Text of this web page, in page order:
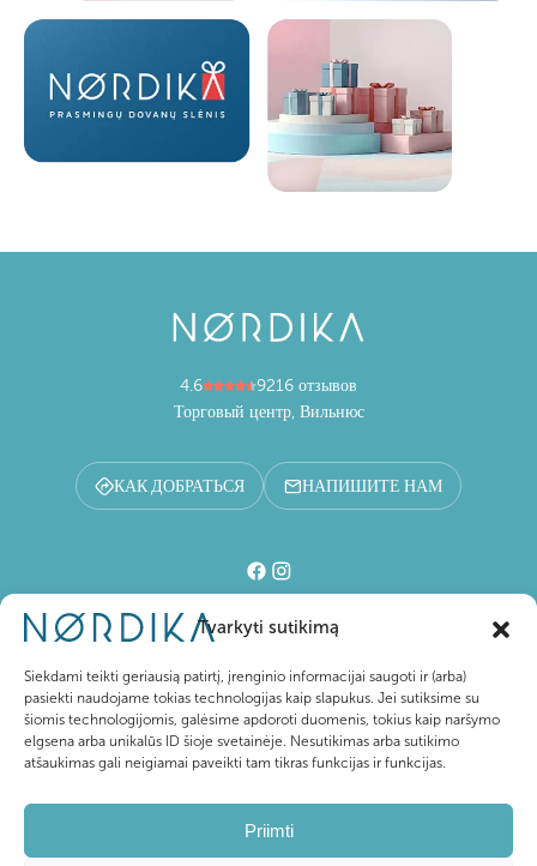
Tvarkyti sutikimą
Siekdami teikti geriausią patirtį, įrenginio informacijai saugoti ir (arba)
pasiekti naudojame tokias technologijas kaip slapukus. Jei sutiksime su
šiomis technologijomis, galėsime apdoroti duomenis, tokius kaip naršymo
elgsena arba unikalūs ID šioje svetainėje. Nesutikimas arba sutikimo
atšaukimas gali neigiamai paveikti tam tikras funkcijas ir funkcijas.
Priimti
4.6
9216 отзывов
Торговый центр, Вильнюс
КАК ДОБРАТЬСЯ НАПИШИТЕ НАМ
Посетителям
О Nordika